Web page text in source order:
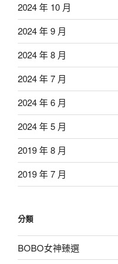
2024 年 10 月
2024 年 9 月
2024 年 8 月
2024 年 7 月
2024 年 6 月
2024 年 5 月
2019 年 8 月
2019 年 7 月
分類
BOBO女神臻選